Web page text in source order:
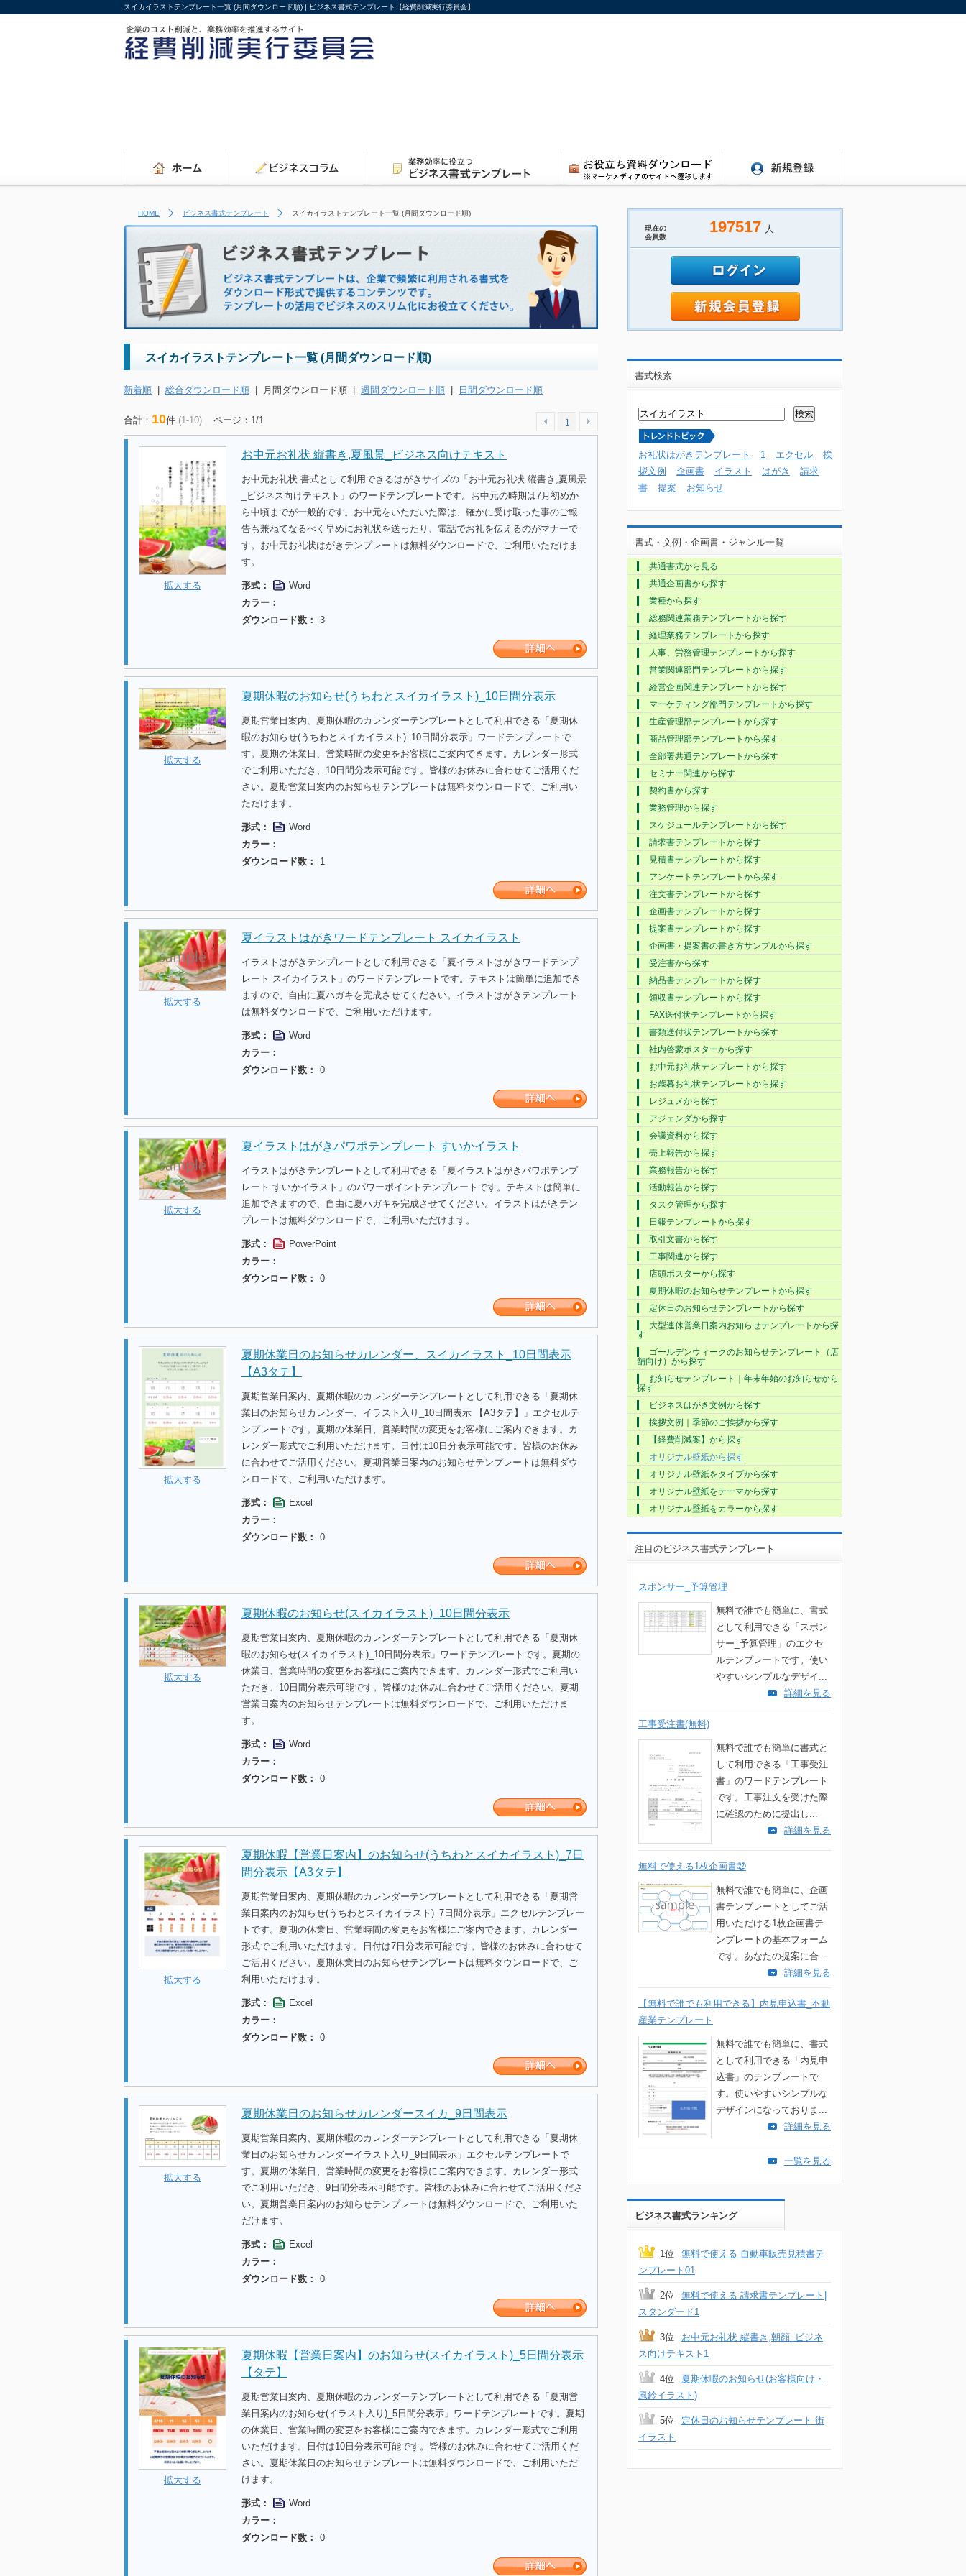
スイカイラストテンプレート一覧 (月間ダウンロード順) | ビジネス書式テンプレート【経費削減実行委員会】
HOME ビジネス書式テンプレート スイカイラストテンプレート一覧 (月間ダウンロード順)
スイカイラストテンプレート一覧 (月間ダウンロード順)
新着順 | 総合ダウンロード順 | 月間ダウンロード順 | 週間ダウンロード順 | 日間ダウンロード順
合計： 10件 (1-10) ページ：1/1 1
拡大する
お中元お礼状 縦書き,夏風景_ビジネス向けテキスト
お中元お礼状 書式として利用できるはがきサイズの「お中元お礼状 縦書き,夏風景
_ビジネス向けテキスト」のワードテンプレートです。お中元の時期は7月初めか
ら中頃までが一般的です。お中元をいただいた際は、確かに受け取った事のご報
告も兼ねてなるべく早めにお礼状を送ったり、電話でお礼を伝えるのがマナーで
す。お中元お礼状はがきテンプレートは無料ダウンロードで、ご利用いただけま
す。
形式：
Word
カラー：
ダウンロード数：
3
拡大する
夏期休暇のお知らせ(うちわとスイカイラスト)_10日間分表示
夏期営業日案内、夏期休暇のカレンダーテンプレートとして利用できる「夏期休
暇のお知らせ(うちわとスイカイラスト)_10日間分表示」ワードテンプレートで
す。夏期の休業日、営業時間の変更をお客様にご案内できます。カレンダー形式
でご利用いただき、10日間分表示可能です。皆様のお休みに合わせてご活用くだ
さい。夏期営業日案内のお知らせテンプレートは無料ダウンロードで、ご利用い
ただけます。
形式：
Word
カラー：
ダウンロード数：
1
拡大する
夏イラストはがきワードテンプレート スイカイラスト
イラストはがきテンプレートとして利用できる「夏イラストはがきワードテンプ
レート スイカイラスト」のワードテンプレートです。テキストは簡単に追加でき
ますので、自由に夏ハガキを完成させてください。イラストはがきテンプレート
は無料ダウンロードで、ご利用いただけます。
形式：
Word
カラー：
ダウンロード数：
0
拡大する
夏イラストはがきパワポテンプレート すいかイラスト
イラストはがきテンプレートとして利用できる「夏イラストはがきパワポテンプ
レート すいかイラスト」のパワーポイントテンプレートです。テキストは簡単に
追加できますので、自由に夏ハガキを完成させてください。イラストはがきテン
プレートは無料ダウンロードで、ご利用いただけます。
形式：
PowerPoint
カラー：
ダウンロード数：
0
拡大する
夏期休業日のお知らせカレンダー、スイカイラスト_10日間表示
【A3タテ】
夏期営業日案内、夏期休暇のカレンダーテンプレートとして利用できる「夏期休
業日のお知らせカレンダー、イラスト入り_10日間表示 【A3タテ】」エクセルテ
ンプレートです。夏期の休業日、営業時間の変更をお客様にご案内できます。カ
レンダー形式でご利用いただけます。日付は10日分表示可能です。皆様のお休み
に合わせてご活用ください。夏期営業日案内のお知らせテンプレートは無料ダウ
ンロードで、ご利用いただけます。
形式：
Excel
カラー：
ダウンロード数：
0
拡大する
夏期休暇のお知らせ(スイカイラスト)_10日間分表示
夏期営業日案内、夏期休暇のカレンダーテンプレートとして利用できる「夏期休
暇のお知らせ(スイカイラスト)_10日間分表示」ワードテンプレートです。夏期の
休業日、営業時間の変更をお客様にご案内できます。カレンダー形式でご利用い
ただき、10日間分表示可能です。皆様のお休みに合わせてご活用ください。夏期
営業日案内のお知らせテンプレートは無料ダウンロードで、ご利用いただけま
す。
形式：
Word
カラー：
ダウンロード数：
0
拡大する
夏期休暇【営業日案内】のお知らせ(うちわとスイカイラスト)_7日
間分表示【A3タテ】
夏期営業日案内、夏期休暇のカレンダーテンプレートとして利用できる「夏期営
業日案内のお知らせ(うちわとスイカイラスト)_7日間分表示」エクセルテンプレー
トです。夏期の休業日、営業時間の変更をお客様にご案内できます。カレンダー
形式でご利用いただけます。日付は7日分表示可能です。皆様のお休みに合わせて
ご活用ください。夏期休業日のお知らせテンプレートは無料ダウンロードで、ご
利用いただけます。
形式：
Excel
カラー：
ダウンロード数：
0
拡大する
夏期休業日のお知らせカレンダースイカ_9日間表示
夏期営業日案内、夏期休暇のカレンダーテンプレートとして利用できる「夏期休
業日のお知らせカレンダーイラスト入り_9日間表示」エクセルテンプレートで
す。夏期の休業日、営業時間の変更をお客様にご案内できます。カレンダー形式
でご利用いただき、9日間分表示可能です。皆様のお休みに合わせてご活用くださ
い。夏期営業日案内のお知らせテンプレートは無料ダウンロードで、ご利用いた
だけます。
形式：
Excel
カラー：
ダウンロード数：
0
拡大する
夏期休暇【営業日案内】のお知らせ(スイカイラスト)_5日間分表示
【タテ】
夏期営業日案内、夏期休暇のカレンダーテンプレートとして利用できる「夏期営
業日案内のお知らせ(イラスト入り)_5日間分表示」ワードテンプレートです。夏期
の休業日、営業時間の変更をお客様にご案内できます。カレンダー形式でご利用
いただけます。日付は10日分表示可能です。皆様のお休みに合わせてご活用くだ
さい。夏期休業日のお知らせテンプレートは無料ダウンロードで、ご利用いただ
けます。
形式：
Word
カラー：
ダウンロード数：
0
現在の
会員数
197517 人
書式検索
お礼状はがきテンプレート 1 エクセル
挨
拶文例
企画書 イラスト はがき
請求
書
提案 お知らせ
書式・文例・企画書・ジャンル一覧
共通書式から見る
共通企画書から探す
業種から探す
総務関連業務テンプレートから探す
経理業務テンプレートから探す
人事、労務管理テンプレートから探す
営業関連部門テンプレートから探す
経営企画関連テンプレートから探す
マーケティング部門テンプレートから探す
生産管理部テンプレートから探す
商品管理部テンプレートから探す
全部署共通テンプレートから探す
セミナー関連から探す
契約書から探す
業務管理から探す
スケジュールテンプレートから探す
請求書テンプレートから探す
見積書テンプレートから探す
アンケートテンプレートから探す
注文書テンプレートから探す
企画書テンプレートから探す
提案書テンプレートから探す
企画書・提案書の書き方サンプルから探す
受注書から探す
納品書テンプレートから探す
領収書テンプレートから探す
FAX送付状テンプレートから探す
書類送付状テンプレートから探す
社内啓蒙ポスターから探す
お中元お礼状テンプレートから探す
お歳暮お礼状テンプレートから探す
レジュメから探す
アジェンダから探す
会議資料から探す
売上報告から探す
業務報告から探す
活動報告から探す
タスク管理から探す
日報テンプレートから探す
取引文書から探す
工事関連から探す
店頭ポスターから探す
夏期休暇のお知らせテンプレートから探す
定休日のお知らせテンプレートから探す
大型連休営業日案内お知らせテンプレートから探
す
ゴールデンウィークのお知らせテンプレート（店
舗向け）から探す
お知らせテンプレート｜年末年始のお知らせから
探す
ビジネスはがき文例から探す
挨拶文例｜季節のご挨拶から探す
【経費削減案】から探す
オリジナル壁紙から探す
オリジナル壁紙をタイプから探す
オリジナル壁紙をテーマから探す
オリジナル壁紙をカラーから探す
注目のビジネス書式テンプレート
スポンサー_予算管理
無料で誰でも簡単に、書式
として利用できる「スポン
サー_予算管理」のエクセ
ルテンプレートです。使い
やすいシンプルなデザイ...
詳細を見る
工事受注書(無料)
無料で誰でも簡単に書式と
して利用できる「工事受注
書」のワードテンプレート
です。工事注文を受けた際
に確認のために提出し...
詳細を見る
無料で使える1枚企画書㉒
無料で誰でも簡単に、企画
書テンプレートとしてご活
用いただける1枚企画書テ
ンプレートの基本フォーム
です。あなたの提案に合...
詳細を見る
【無料で誰でも利用できる】内見申込書_不動
産業テンプレート
無料で誰でも簡単に、書式
として利用できる「内見申
込書」のテンプレートで
す。使いやすいシンプルな
デザインになっておりま...
詳細を見る
一覧を見る
ビジネス書式ランキング
1位
無料で使える 自動車販売見積書テ
ンプレート01
2位
無料で使える 請求書テンプレート|
スタンダード1
3位
お中元お礼状 縦書き,朝顔_ビジネ
ス向けテキスト1
4位
夏期休暇のお知らせ(お客様向け・
風鈴イラスト)
5位
定休日のお知らせテンプレート 街
イラスト